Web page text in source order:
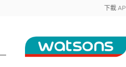
下載